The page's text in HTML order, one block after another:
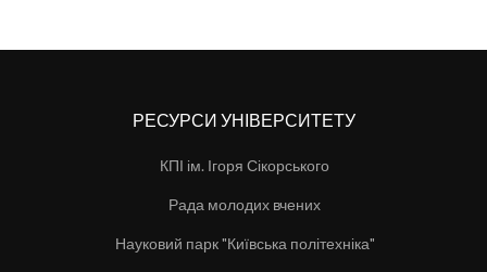
РЕСУРСИ УНІВЕРСИТЕТУ
КПІ ім. Ігоря Сікорського
Рада молодих вчених
Науковий парк "Київська політехніка"